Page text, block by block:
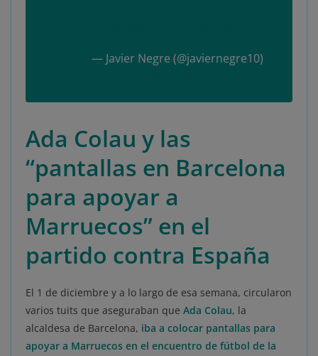
— Javier Negre (@javiernegre10)
Ada Colau y las
“pantallas en Barcelona
para apoyar a
Marruecos” en el
partido contra España
El 1 de diciembre y a lo largo de esa semana, circularon
varios tuits que aseguraban que Ada Colau, la
alcaldesa de Barcelona, iba a colocar pantallas para
apoyar a Marruecos en el encuentro de fútbol de la